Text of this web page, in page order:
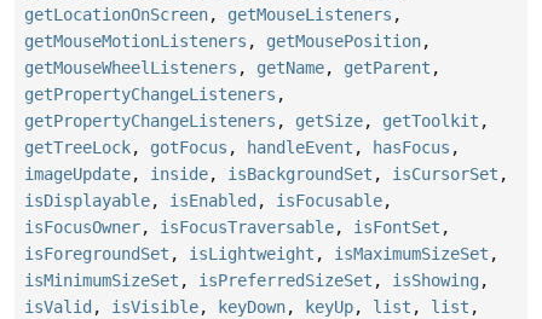
getLocationOnScreen, getMouseListeners ,
getMouseMotionListeners , getMousePosition,
getMouseWheelListeners , getName, getParent ,
getPropertyChangeListeners ,
getPropertyChangeListeners , getSize, getToolkit ,
getTreeLock, gotFocus , handleEvent , hasFocus ,
imageUpdate, inside, isBackgroundSet , isCursorSet ,
isDisplayable, isEnabled , isFocusable,
isFocusOwner, isFocusTraversable, isFontSet ,
isForegroundSet , isLightweight , isMaximumSizeSet ,
isMinimumSizeSet , isPreferredSizeSet , isShowing ,
isValid , isVisible, keyDown, keyUp, list , list ,